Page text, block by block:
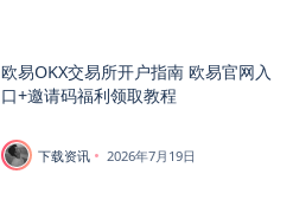
欧易OKX交易所开户指南 欧易官网入
口+邀请码福利领取教程
下载资讯 2026年7月19日